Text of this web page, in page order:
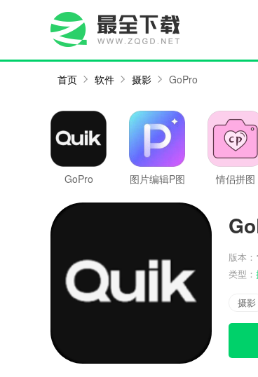
首页 软件 摄影 GoPro
GoPro
图片编辑P图
情侣拼图
版本：
类型：
摄影